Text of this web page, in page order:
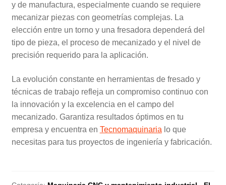
y de manufactura, especialmente cuando se requiere
mecanizar piezas con geometrías complejas. La
elección entre un torno y una fresadora dependerá del
tipo de pieza, el proceso de mecanizado y el nivel de
precisión requerido para la aplicación.
La evolución constante en herramientas de fresado y
técnicas de trabajo refleja un compromiso continuo con
la innovación y la excelencia en el campo del
mecanizado. Garantiza resultados óptimos en tu
empresa y encuentra en Tecnomaquinaria lo que
necesitas para tus proyectos de ingeniería y fabricación.